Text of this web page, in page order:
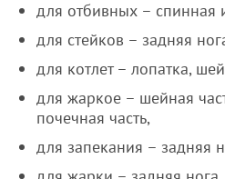
для отбивных – спинная
для стейков – задняя
для котлет – лопатка,
для жаркое – шейная
почечная часть,
для запекания – задняя